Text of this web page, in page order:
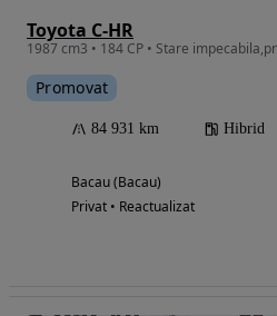
Toyota C-HR
Promovat
84 931 km Hibrid
Bacau (Bacau)
Privat • Reactualizat